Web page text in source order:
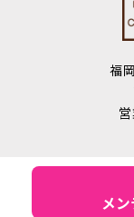
福
メ